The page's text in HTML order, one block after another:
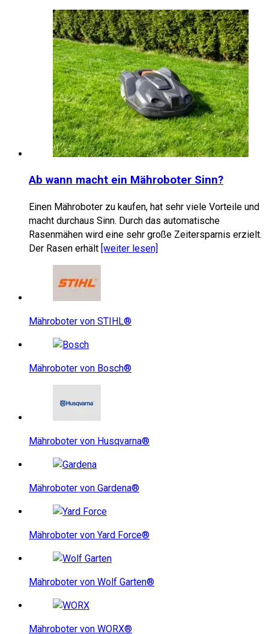
Ab wann macht ein Mähroboter Sinn?
Einen Mähroboter zu kaufen, hat sehr viele Vorteile und
macht durchaus Sinn. Durch das automatische
Rasenmähen wird eine sehr große Zeitersparnis erzielt.
Der Rasen erhält [weiter lesen]
Mähroboter von STIHL®
Mähroboter von Bosch®
Mähroboter von Husqvarna®
Mähroboter von Gardena®
Mähroboter von Yard Force®
Mähroboter von Wolf Garten®
Mähroboter von WORX®